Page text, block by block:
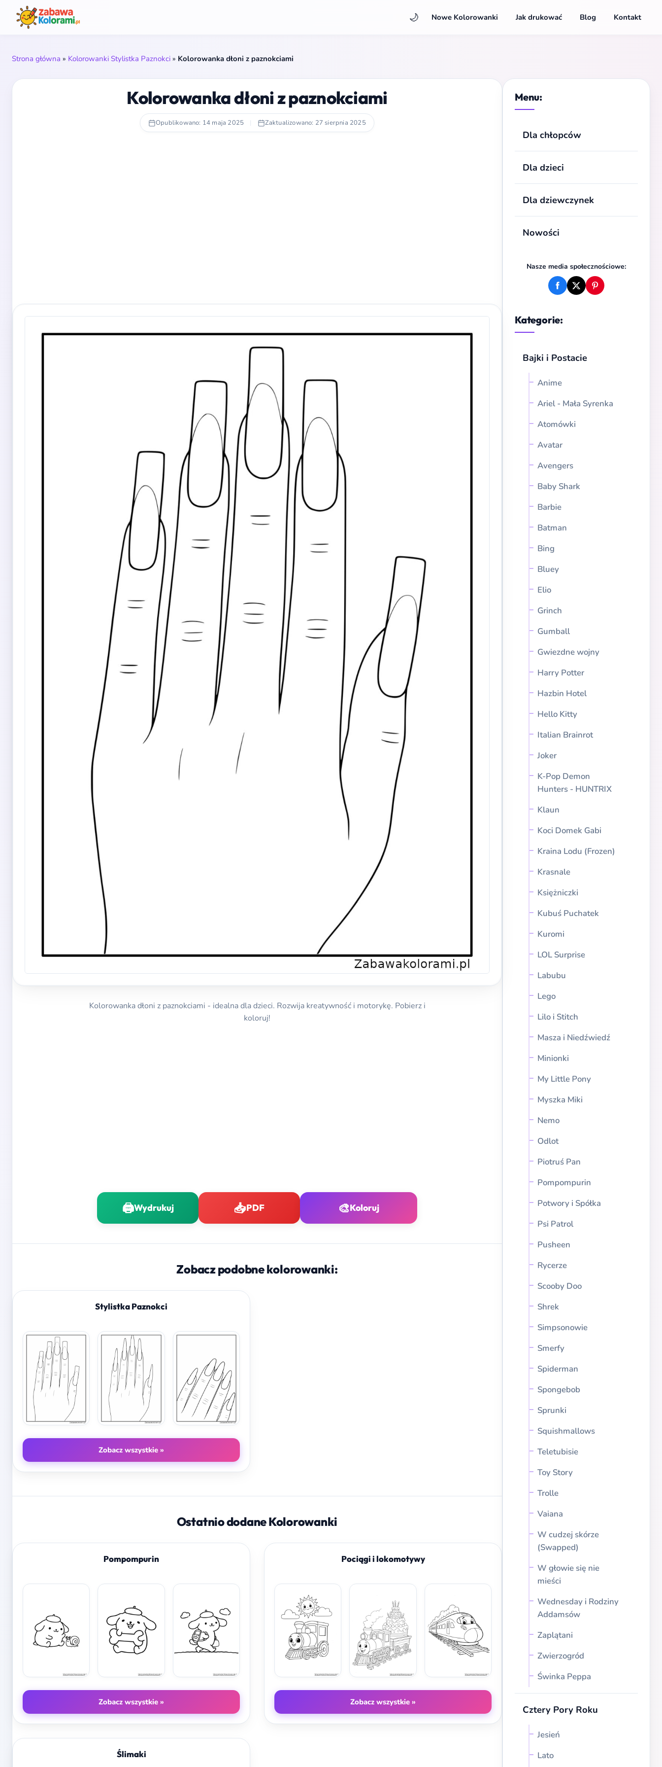
🌙 Nowe Kolorowanki Jak drukować Blog Kontakt
Strona główna » Kolorowanki Stylistka Paznokci » Kolorowanka dłoni z paznokciami
Menu:
Dla chłopców
Dla dzieci
Dla dziewczynek
Nowości
Nasze media społecznościowe:
Kategorie:
Bajki i Postacie
Anime
Ariel - Mała Syrenka
Atomówki
Avatar
Avengers
Baby Shark
Barbie
Batman
Bing
Bluey
Elio
Grinch
Gumball
Gwiezdne wojny
Harry Potter
Hazbin Hotel
Hello Kitty
Italian Brainrot
Joker
K-Pop Demon
Hunters - HUNTRIX
Klaun
Koci Domek Gabi
Kraina Lodu (Frozen)
Krasnale
Księżniczki
Kubuś Puchatek
Kuromi
LOL Surprise
Labubu
Lego
Lilo i Stitch
Masza i Niedźwiedź
Minionki
My Little Pony
Myszka Miki
Nemo
Odlot
Piotruś Pan
Pompompurin
Potwory i Spółka
Psi Patrol
Pusheen
Rycerze
Scooby Doo
Shrek
Simpsonowie
Smerfy
Spiderman
Spongebob
Sprunki
Squishmallows
Teletubisie
Toy Story
Trolle
Vaiana
W cudzej skórze
(Swapped)
W głowie się nie
mieści
Wednesday i Rodziny
Addamsów
Zaplątani
Zwierzogród
Świnka Peppa
Cztery Pory Roku
Jesień
Lato
Kolorowanka dłoni z paznokciami
Opublikowano: 14 maja 2025 | Zaktualizowano: 27 sierpnia 2025
Kolorowanka dłoni z paznokciami - idealna dla dzieci. Rozwija kreatywność i motorykę. Pobierz i
koloruj!
🖨️Wydrukuj 📥PDF 🎨Koloruj
Zobacz podobne kolorowanki:
Stylistka Paznokci
Zobacz wszystkie »
Ostatnio dodane Kolorowanki
Pompompurin
Zobacz wszystkie »
Pociągi i lokomotywy
Zobacz wszystkie »
Ślimaki